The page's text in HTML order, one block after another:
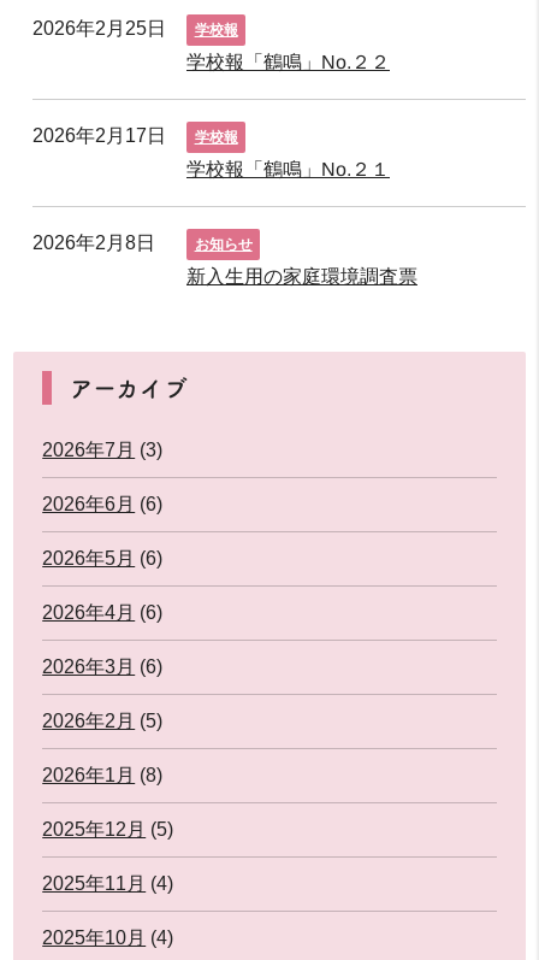
2026年2月25日 学校報
学校報「鶴鳴」No.２２
2026年2月17日 学校報
学校報「鶴鳴」No.２１
2026年2月8日 お知らせ
新入生用の家庭環境調査票
アーカイブ
2026年7月 (3)
2026年6月 (6)
2026年5月 (6)
2026年4月 (6)
2026年3月 (6)
2026年2月 (5)
2026年1月 (8)
2025年12月 (5)
2025年11月 (4)
2025年10月 (4)